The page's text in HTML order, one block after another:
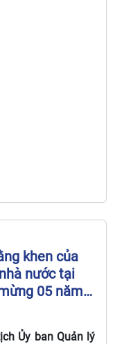
khen của
nước tại
05 năm
nước tại
9/2023)
Ủy ban Quản lý